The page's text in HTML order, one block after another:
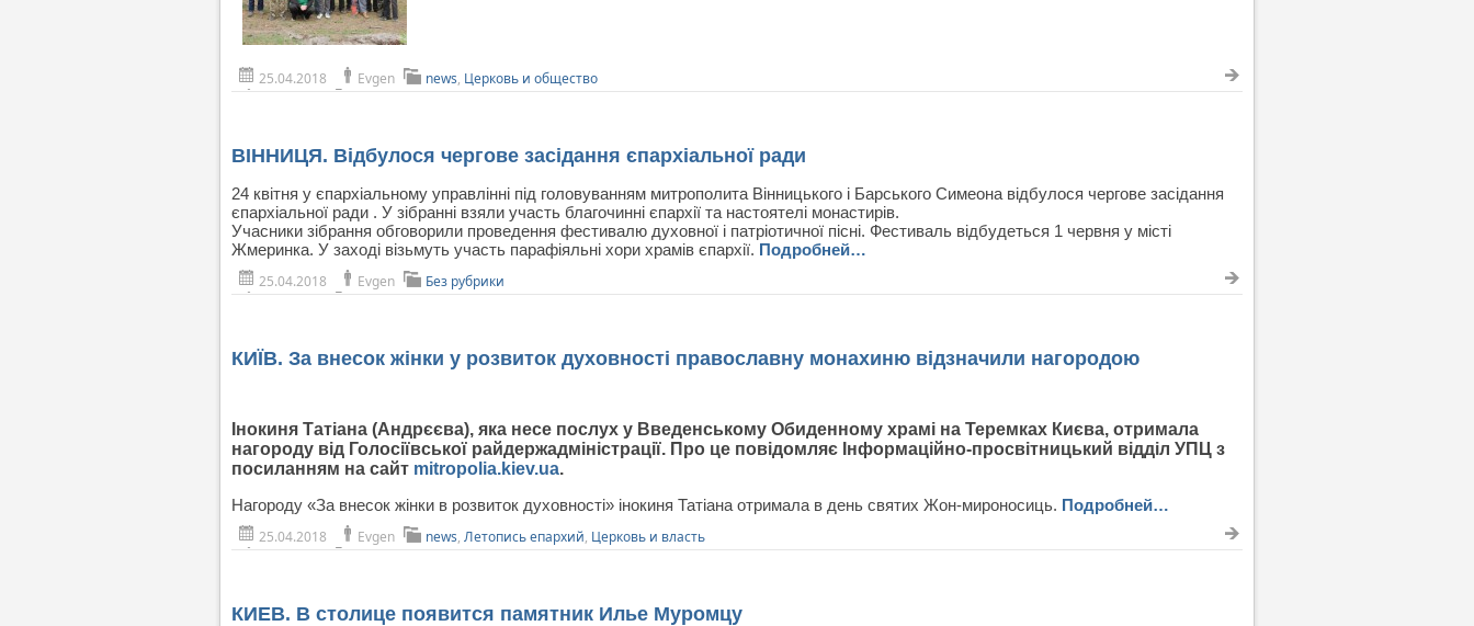
25.04.2018 Evgen news, Церковь и общество
ВІННИЦЯ. Відбулося чергове засідання єпархіальної ради
24 квітня у єпархіальному управлінні під головуванням митрополита Вінницького і Барського Симеона відбулося чергове засідання
єпархіальної ради . У зібранні взяли участь благочинні єпархії та настоятелі монастирів.
Учасники зібрання обговорили проведення фестивалю духовної і патріотичної пісні. Фестиваль відбудеться 1 червня у місті
Жмеринка. У заході візьмуть участь парафіяльні хори храмів єпархії. Подробней…
25.04.2018
Evgen Без рубрики
КИЇВ. За внесок жінки у розвиток духовності православну монахиню відзначили нагородою
Інокиня Татіана (Андрєєва), яка несе послух у Введенському Обиденному храмі на Теремках Києва, отримала
нагороду від Голосіївської райдержадміністрації. Про це повідомляє Інформаційно-просвітницький відділ УПЦ з
посиланням на сайт mitropolia.kiev.ua.
Нагороду «За внесок жінки в розвиток духовності» інокиня Татіана отримала в день святих Жон-мироносиць. Подробней…
25.04.2018
Evgen news, Летопись епархий, Церковь и власть
КИЕВ. В столице появится памятник Илье Муромцу